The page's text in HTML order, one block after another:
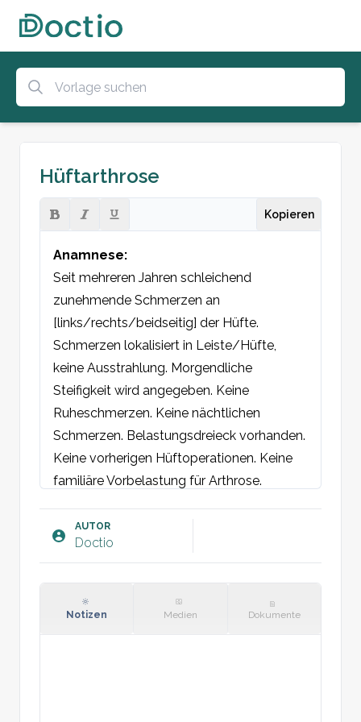
Hüftarthrose
Kopieren
Anamnese:
Seit mehreren Jahren schleichend
zunehmende Schmerzen an
[links/rechts/beidseitig] der Hüfte.
Schmerzen lokalisiert in Leiste/Hüfte,
keine Ausstrahlung. Morgendliche
Steifigkeit wird angegeben. Keine
Ruheschmerzen. Keine nächtlichen
Schmerzen. Belastungsdreieck vorhanden.
Keine vorherigen Hüftoperationen. Keine
familiäre Vorbelastung für Arthrose.
Befund:
Ernährungszustand: [Gewicht], [BMI]
Glutealatrophie. Keine direkte oder
AUTOR
Doctio
Notizen Medien Dokumente